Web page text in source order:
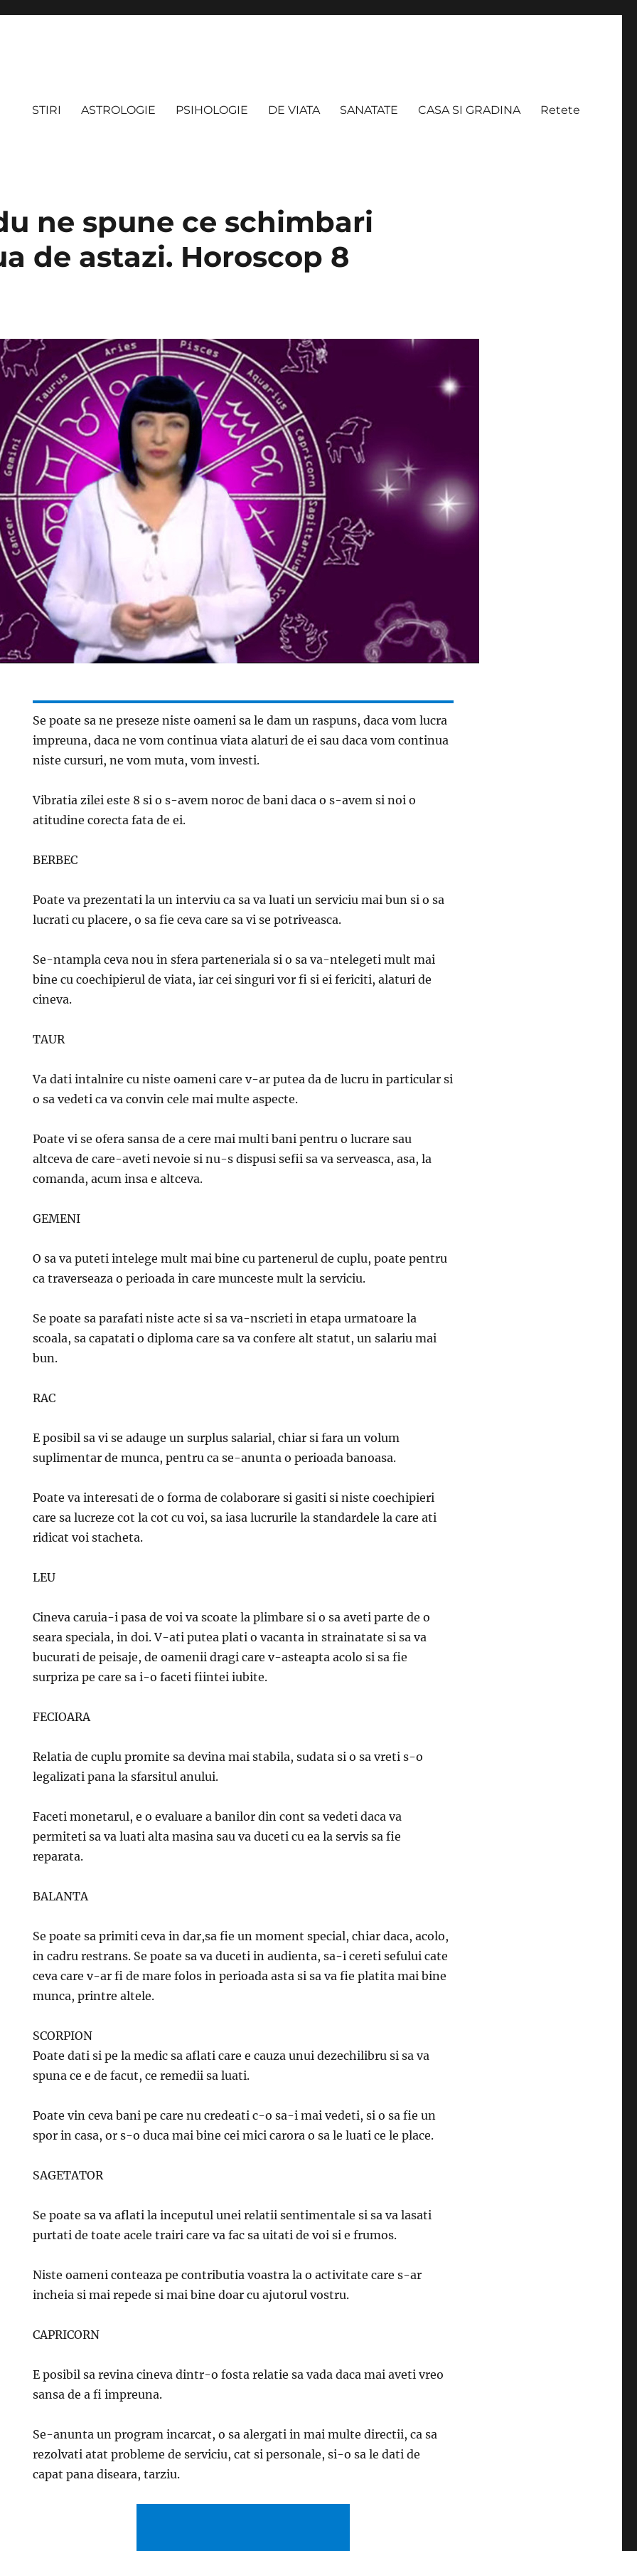
STIRI ASTROLOGIE PSIHOLOGIE DE VIATA SANATATE CASA SI GRADINA Retete
ne spune ce schimbari
de astazi. Horoscop 8
Se poate sa ne preseze niste oameni sa le dam un raspuns, daca vom lucra
impreuna, daca ne vom continua viata alaturi de ei sau daca vom continua
niste cursuri, ne vom muta, vom investi.
Vibratia zilei este 8 si o s-avem noroc de bani daca o s-avem si noi o
atitudine corecta fata de ei.
BERBEC
Poate va prezentati la un interviu ca sa va luati un serviciu mai bun si o sa
lucrati cu placere, o sa fie ceva care sa vi se potriveasca.
Se-ntampla ceva nou in sfera parteneriala si o sa va-ntelegeti mult mai
bine cu coechipierul de viata, iar cei singuri vor fi si ei fericiti, alaturi de
cineva.
TAUR
Va dati intalnire cu niste oameni care v-ar putea da de lucru in particular si
o sa vedeti ca va convin cele mai multe aspecte.
Poate vi se ofera sansa de a cere mai multi bani pentru o lucrare sau
altceva de care-aveti nevoie si nu-s dispusi sefii sa va serveasca, asa, la
comanda, acum insa e altceva.
GEMENI
O sa va puteti intelege mult mai bine cu partenerul de cuplu, poate pentru
ca traverseaza o perioada in care munceste mult la serviciu.
Se poate sa parafati niste acte si sa va-nscrieti in etapa urmatoare la
scoala, sa capatati o diploma care sa va confere alt statut, un salariu mai
bun.
RAC
E posibil sa vi se adauge un surplus salarial, chiar si fara un volum
suplimentar de munca, pentru ca se-anunta o perioada banoasa.
Poate va interesati de o forma de colaborare si gasiti si niste coechipieri
care sa lucreze cot la cot cu voi, sa iasa lucrurile la standardele la care ati
ridicat voi stacheta.
LEU
Cineva caruia-i pasa de voi va scoate la plimbare si o sa aveti parte de o
seara speciala, in doi. V-ati putea plati o vacanta in strainatate si sa va
bucurati de peisaje, de oamenii dragi care v-asteapta acolo si sa fie
surpriza pe care sa i-o faceti fiintei iubite.
FECIOARA
Relatia de cuplu promite sa devina mai stabila, sudata si o sa vreti s-o
legalizati pana la sfarsitul anului.
Faceti monetarul, e o evaluare a banilor din cont sa vedeti daca va
permiteti sa va luati alta masina sau va duceti cu ea la servis sa fie
reparata.
BALANTA
Se poate sa primiti ceva in dar,sa fie un moment special, chiar daca, acolo,
in cadru restrans. Se poate sa va duceti in audienta, sa-i cereti sefului cate
ceva care v-ar fi de mare folos in perioada asta si sa va fie platita mai bine
munca, printre altele.
SCORPION
Poate dati si pe la medic sa aflati care e cauza unui dezechilibru si sa va
spuna ce e de facut, ce remedii sa luati.
Poate vin ceva bani pe care nu credeati c-o sa-i mai vedeti, si o sa fie un
spor in casa, or s-o duca mai bine cei mici carora o sa le luati ce le place.
SAGETATOR
Se poate sa va aflati la inceputul unei relatii sentimentale si sa va lasati
purtati de toate acele trairi care va fac sa uitati de voi si e frumos.
Niste oameni conteaza pe contributia voastra la o activitate care s-ar
incheia si mai repede si mai bine doar cu ajutorul vostru.
CAPRICORN
E posibil sa revina cineva dintr-o fosta relatie sa vada daca mai aveti vreo
sansa de a fi impreuna.
Se-anunta un program incarcat, o sa alergati in mai multe directii, ca sa
rezolvati atat probleme de serviciu, cat si personale, si-o sa le dati de
capat pana diseara, tarziu.